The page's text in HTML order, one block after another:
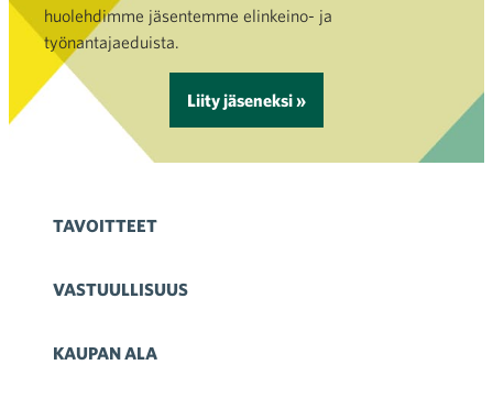
huolehdimme jäsentemme elinkeino- ja
työnantajaeduista.
Liity jäseneksi »
TAVOITTEET
VASTUULLISUUS
KAUPAN ALA